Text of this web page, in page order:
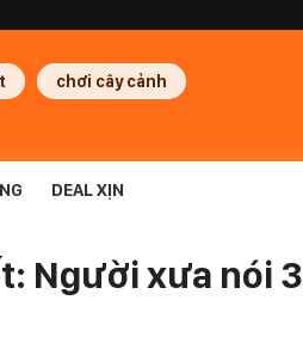
chơi cây cảnh
DEAL XỊN
Người xưa nói 3